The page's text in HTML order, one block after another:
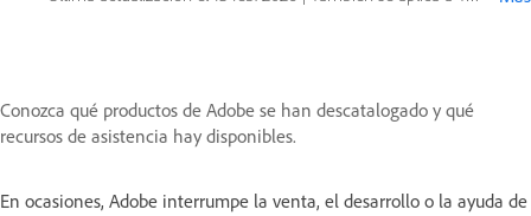
Conozca qué productos de Adobe se han descatalogado y qué
recursos de asistencia hay disponibles.
En ocasiones, Adobe interrumpe la venta, el desarrollo o la ayuda de